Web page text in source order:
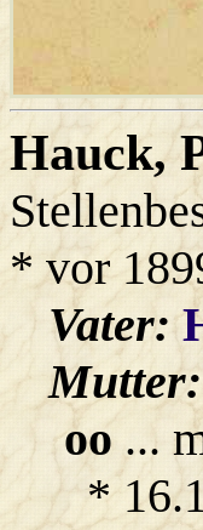
Hauck,
* vor
Vater:
Mutter:
oo ...
*